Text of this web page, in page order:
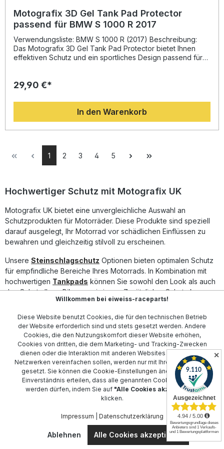
Motografix 3D Gel Tank Pad Protector
passend für BMW S 1000 R 2017
Verwendungsliste: BMW S 1000 R (2017) Beschreibung:
Das Motografix 3D Gel Tank Pad Protector bietet Ihnen
effektiven Schutz und ein sportliches Design passend für
Bedingungen getestet und gewährleistet eine lange
lackierten Oberflächen. Die 3D-Geloberfläche in
Hochglanzoptik verhindert Blasenbildung oder
Verfärbungen und schützt den Tank zuverlässig vor
Schmutz, Kratzern und kleinen Steinschlägen. Neben der
Motorrad einen markanten Race-Look, der es optisch
aufwertet und individuell gestaltet. Langlebiges 3D-Gel-
Material mit Hochglanzoberfläche Spezielles "Strong
und Steinschlägen Einfache Montage, perfekter Sitz auf
Protector TB031E Montageanleitung
29,90 €*
In den Warenkorb
1 2 3 4 5
Hochwertiger Schutz mit Motografix UK
Motografix UK bietet eine unvergleichliche Auswahl an
Schutzprodukten für Motorräder. Diese Produkte sind speziell
darauf ausgelegt, Ihr Motorrad vor schädlichen Einflüssen zu
bewahren und gleichzeitig stilvoll zu erscheinen.
Unsere Steinschlagschutz Optionen bieten optimalen Schutz
für empfindliche Bereiche Ihres Motorrads. In Kombination mit
hochwertigen Tankpads können Sie sowohl den Look als auch
den Schutz Ihres Bikes maximieren. Zusätzlicher Schutz kann
KniepadsundTankdeckel-Protektorenerreicht
werden.
Diese und weitere Zubehörteile gewährleisten, dass Ihr
Motorrad in einem ausgezeichneten Zustand bleibt, sowohl in
Bezug auf Leistung als auch auf Erscheinungsbild. Vertrauen Sie
auf Motografix UK, um Ihr zweirädriges Erlebnis zu verbessern
und zu schützen.
Kundenservice
Willkommen bei eiweiss-raceparts!
Diese Website benutzt Cookies, die für den technischen Betrieb
der Website erforderlich sind und stets gesetzt werden. Andere
Cookies, die den Nutzungskomfort dieser Website erhöhen,
Cookies von dritten, die dem Marketing- und Tracking-Zwecken
dienen oder die Interaktion mit anderen Websites und sozialen
Netzwerken vereinfachen sollen, werden nur mit Ihrer Zustimmung
gesetzt. Sie können die Cookie-Einstellungen ändern oder Ihr
Einverständnis erteilen, dass alle genannten Cookies gesetzt
werden dürfen, indem Sie auf "Alle Cookies akzeptieren"
klicken.
Impressum Datenschutzerklärung
Ablehnen Alle Cookies akzeptieren
✕